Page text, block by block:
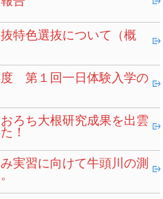
特色選抜について（概
度 第１回一日体験入学の
ろち大根研究成果を出雲
！
実習に向けて牛頭川の測